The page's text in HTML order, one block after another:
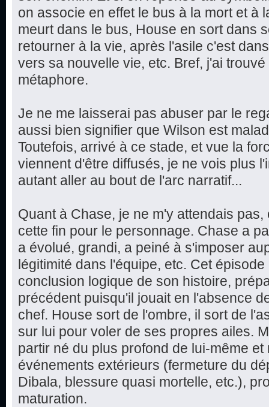
on associe en effet le bus à la mort et à
meurt dans le bus, House en sort dans
retourner à la vie, après l'asile c'est
vers sa nouvelle vie, etc. Bref, j'ai
métaphore.
Je ne me laisserai pas abuser par le
aussi bien signifier que Wilson est
Toutefois, arrivé à ce stade, et vue la
viennent d'être diffusés, je ne vois plus
autant aller au bout de l'arc narratif...
Quant à Chase, je ne m'y attendais
cette fin pour le personnage. Chase a
a évolué, grandi, a peiné à s'imposer
légitimité dans l'équipe, etc. Cet
conclusion logique de son histoire,
précédent puisqu'il jouait en l'absence
chef. House sort de l'ombre, il sort de
sur lui pour voler de ses propres ailes.
partir né du plus profond de lui-même
événements extérieurs (fermeture du
Dibala, blessure quasi mortelle, etc.),
maturation.